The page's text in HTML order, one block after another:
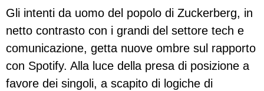
Gli intenti da uomo del popolo di Zuckerberg, in
netto contrasto con i grandi del settore tech e
comunicazione, getta nuove ombre sul rapporto
con Spotify. Alla luce della presa di posizione a
favore dei singoli, a scapito di logiche di